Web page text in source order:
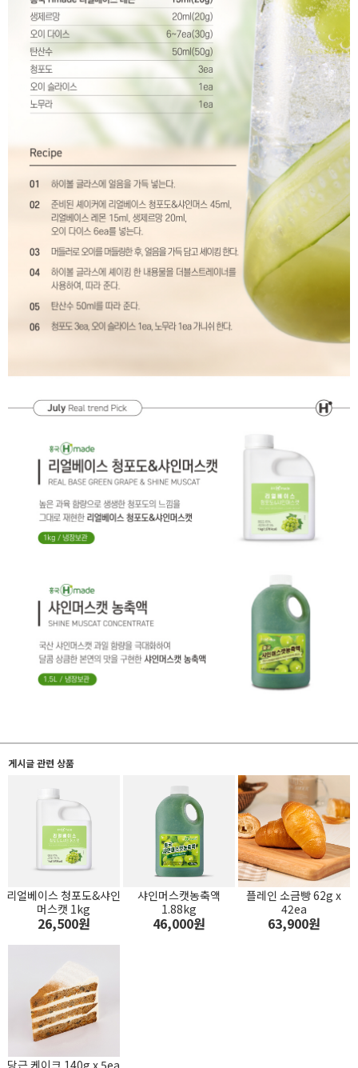
게시글 관련 상품
리얼베이스 청포도&샤인
머스캣 1kg
26,500원
샤인머스캣농축액
1.88kg
46,000원
플레인 소금빵 62g x
42ea
63,900원
당근 케이크 140g x 5ea